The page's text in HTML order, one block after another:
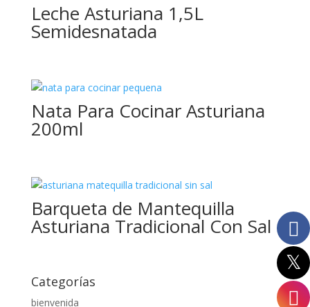
Leche Asturiana 1,5L
Semidesnatada
Nata Para Cocinar Asturiana
200ml
Barqueta de Mantequilla
Asturiana Tradicional Con Sal
Categorías
bienvenida